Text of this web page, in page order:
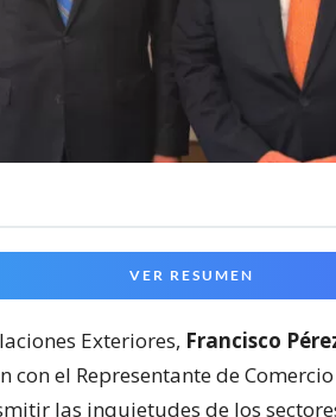
VER RESUMEN
Exteriores, Francisco
con el Representante de
las inquietudes de los